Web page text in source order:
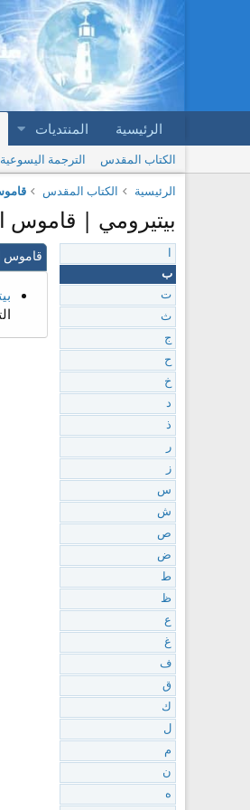
الرئيسية المنتديات
الكتاب المقدس الترجمة اليسوعية
الرئيسية
الكتاب المقدس
بيتيرومي | قاموس
قاموس
ب
ت
ث
ج
ح
خ
د
ذ
ر
ز
س
ش
ص
ض
ط
ظ
ع
غ
ف
ق
ك
ل
م
ن
ه